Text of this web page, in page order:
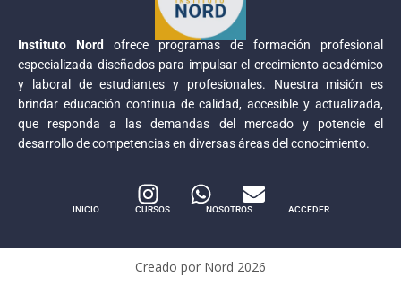
Instituto Nord
ofrece programas de formación profesional
especializada diseñados para impulsar el crecimiento académico
y laboral de estudiantes y profesionales. Nuestra misión es
brindar educación continua de calidad, accesible y actualizada,
que responda a las demandas del mercado y potencie el
desarrollo de competencias en diversas áreas del conocimiento.
INICIO CURSOS NOSOTROS ACCEDER
Creado por Nord 2026